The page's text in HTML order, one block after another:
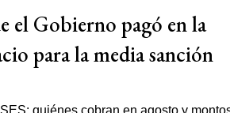
el Gobierno pagó en la
para la media sanción